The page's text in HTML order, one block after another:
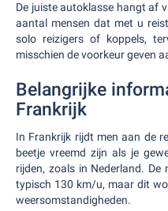
De juiste autoklasse hangt af
aantal mensen dat met u
solo reizigers of koppels,
misschien de voorkeur geven
Belangrijke
Frankrijk
In Frankrijk rijdt men aan de
beetje vreemd zijn als je
rijden, zoals in Nederland. De
typisch 130 km/u, maar dit
weersomstandigheden.